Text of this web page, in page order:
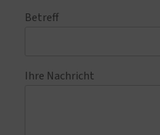
Betreff
Ihre Nachricht